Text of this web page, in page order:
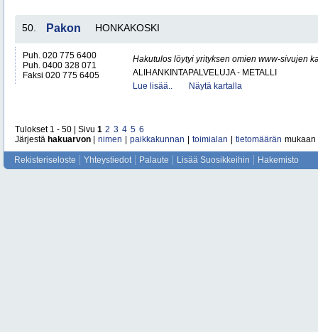
50. Pakon HONKAKOSKI
Puh. 020 775 6400
Puh. 0400 328 071
Faksi 020 775 6405
Hakutulos löytyi yrityksen omien www-sivujen
ALIHANKINTAPALVELUJA - METALLI
Lue lisää..
Näytä kartalla
Tulokset 1 - 50 | Sivu 1 2 3 4 5 6
Järjestä hakuarvon nimen paikkakunnan toimialan tietomäärän mukaan
Rekisteriseloste Yhteystiedot Palaute Lisää Suosikkeihin Hakemisto